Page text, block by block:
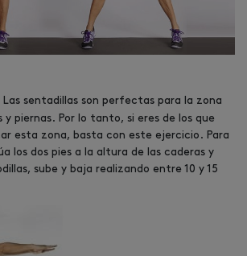
Las sentadillas son perfectas para la zona
y piernas. Por lo tanto, si eres de los que
esta zona, basta con este ejercicio. Para
los dos pies a la altura de las caderas y
sube y baja realizando entre 10 y 15